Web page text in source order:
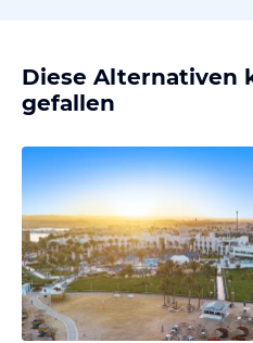
Diese Alternativen
gefallen